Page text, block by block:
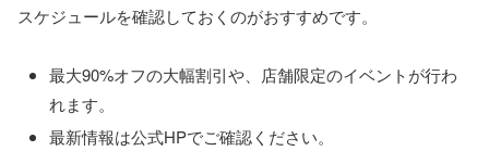
スケジュールを確認しておくのがおすすめです。
最大90%オフの大幅割引や、店舗限定のイベントが行わ
れます。
最新情報は公式HPでご確認ください。